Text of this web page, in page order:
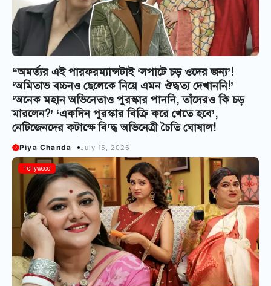
“অমর্ত্যর এই পারফরম্যান্সটাই ‘সপাটে চড় ওদের জন্য’!
‘অমিতাভ বচ্চনও ছেলেকে নিয়ে এমন ঔদ্ধত্য দেখাননি!’
‘অনেক মহান অভিনেতাও পুরস্কার পাননি, তাঁদেরও কি চড়
মারলেন?’ ‘একদিন পুরস্কার বিক্রি করে খেতে হবে’,
নেটিজেনদের কটাক্ষে বি’দ্ধ অভিনেত্রী চৈতি ঘোষাল!
Piya Chanda July 15, 2026
Tollywood